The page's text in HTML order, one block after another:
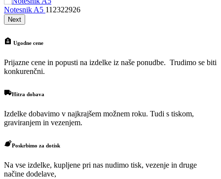
Notesnik A5 112322926
Next
Ugodne cene
Prijazne cene in popusti na izdelke iz naše ponudbe. Trudimo se biti
konkurenčni.
Hitra dobava
Izdelke dobavimo v najkrajšem možnem roku. Tudi s tiskom,
graviranjem in vezenjem.
Poskrbimo za dotisk
Na vse izdelke, kupljene pri nas nudimo tisk, vezenje in druge
načine dodelave,